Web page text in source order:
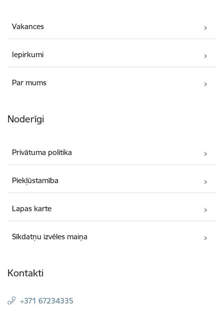
Vakances
Iepirkumi
Par mums
Noderīgi
Privātuma politika
Piekļūstamība
Lapas karte
Sīkdatņu izvēles maiņa
Kontakti
+371 67234335